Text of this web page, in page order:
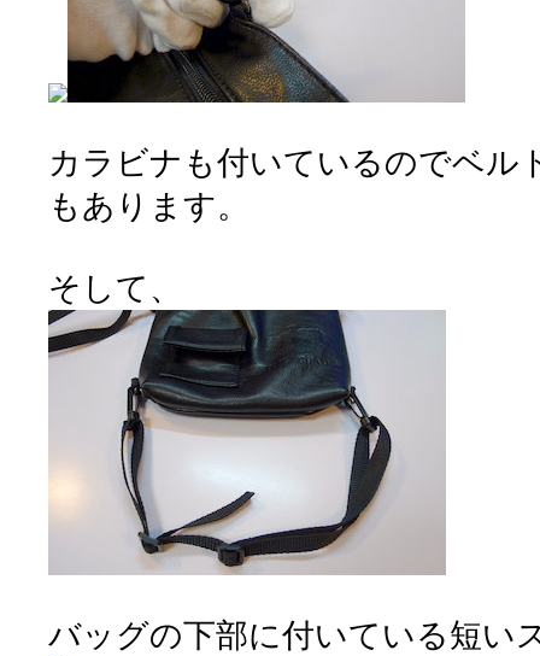
カラビナも付いているのでベル
もあります。
そして、
バッグの下部に付いている短い